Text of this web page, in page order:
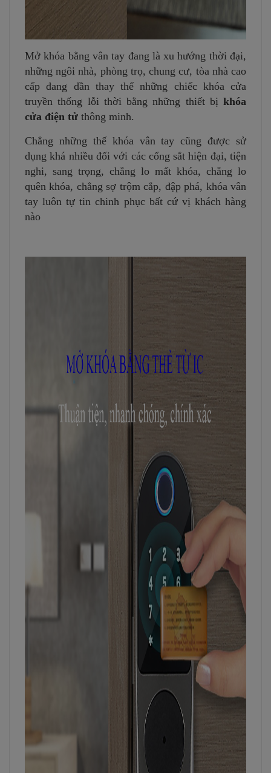
Mở khóa bằng vân tay đang là xu hướng thời đại,
những ngôi nhà, phòng trọ, chung cư, tòa nhà cao
cấp đang dần thay thế những chiếc khóa cửa
truyền thống lỗi thời bằng những thiết bị khóa
cửa điện tử thông minh.
Chẳng những thế khóa vân tay cũng được sử
dụng khá nhiều đối với các cổng sắt hiện đại, tiện
nghi, sang trọng, chẳng lo mất khóa, chẳng lo
quên khóa, chẳng sợ trộm cắp, đập phá, khóa vân
tay luôn tự tin chinh phục bất cứ vị khách hàng
nào